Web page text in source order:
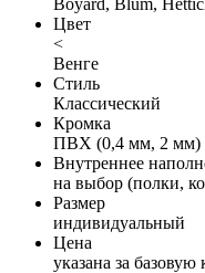
Цвет
<
Венге
Стиль
Классический
Кромка
ПВХ (0,4 мм, 2 мм)
Внутреннее
на выбор (полки,
Размер
индивидуальный
Цена
указана за